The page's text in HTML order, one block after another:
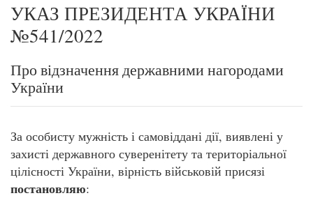
УКАЗ ПРЕЗИДЕНТА УКРАЇНИ
№541/2022
Про відзначення державними нагородами
України
За особисту мужність і самовіддані дії, виявлені у
захисті державного суверенітету та територіальної
цілісності України, вірність військовій присязі
постановляю: